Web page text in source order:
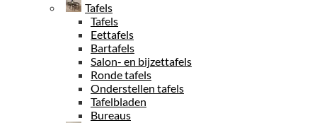
Tafels
Tafels
Eettafels
Bartafels
Salon- en bijzettafels
Ronde tafels
Onderstellen tafels
Tafelbladen
Bureaus